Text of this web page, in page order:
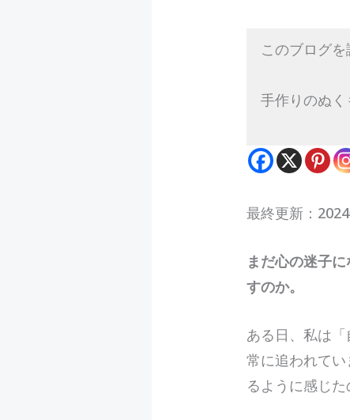
このブログ
手作りのぬ
最終更新：
まだ心の迷子
すのか。
ある日、私は
常に追われて
るように感じ